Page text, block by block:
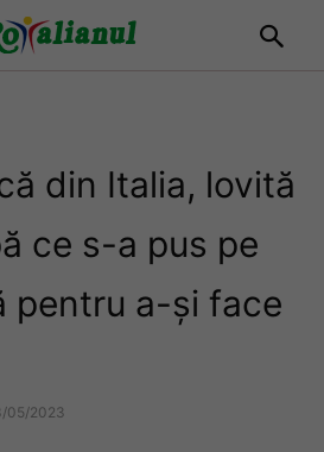
din Italia, lovită
ce s-a pus pe
pentru a-și face
05/2023